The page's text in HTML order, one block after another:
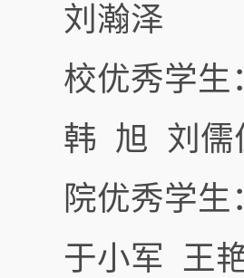
刘瀚泽
校优秀学生
韩 旭 刘儒
院优秀学生
于小军 王